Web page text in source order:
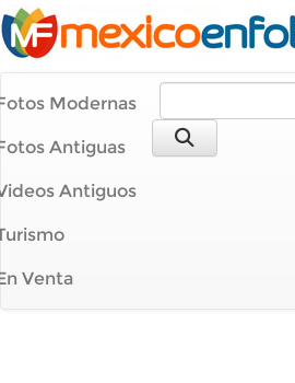
Modernas
Antiguas
Antiguos
Venta